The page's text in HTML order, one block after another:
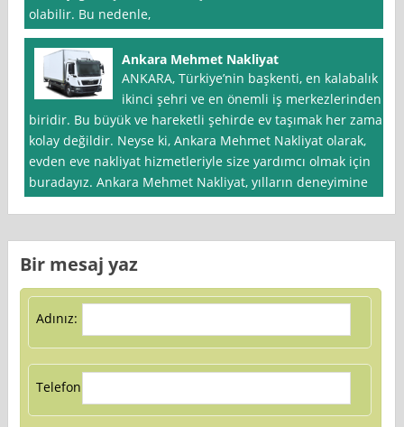
olabilir. Bu nedenle,
Ankara Mehmet Nakliyat
ANKARA, Türkiye’nin başkenti, en kalabalık
ikinci şehri ve en önemli iş merkezlerinden
biridir. Bu büyük ve hareketli şehirde ev taşımak her zaman
kolay değildir. Neyse ki, Ankara Mehmet Nakliyat olarak,
evden eve nakliyat hizmetleriyle size yardımcı olmak için
buradayız. Ankara Mehmet Nakliyat, yılların deneyimine
Bir mesaj yaz
Adınız:
Telefon: